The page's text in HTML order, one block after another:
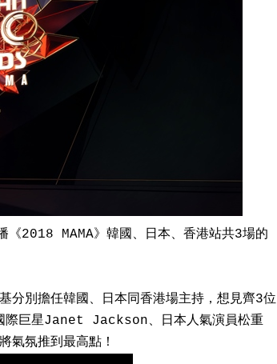
2018 MAMA》韓國、日本、香港站共3場的
分別擔任韓國、日本同香港場主持，想見齊3位
際巨星Janet Jackson、日本人氣演員松重
氣氛推到最高點！